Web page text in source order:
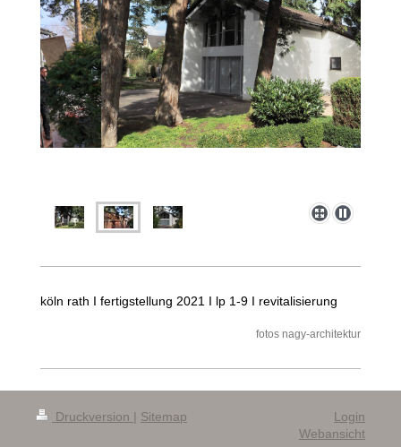
köln rath I fertigstellung 2021 I lp 1-9 I revitalisierung
fotos nagy-architektur
Druckversion | Sitemap
Login
Webansicht